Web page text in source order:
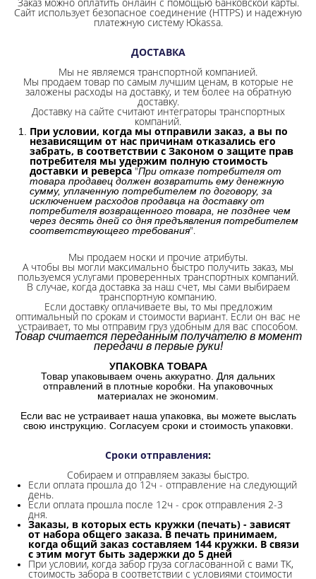
Сайт использует безопасное соединение (HTTPS) и надежную
платежную систему Юkassa.
ДОСТАВКА
Мы не являемся транспортной компанией.
Мы продаем товар по самым лучшим ценам, в которые не
заложены расходы на доставку, и тем более на обратную
доставку.
Доставку на сайте считают интеграторы транспортных
компаний.
При условии, когда мы отправили заказ, а вы по
независящим от нас причинам отказались его
забрать, в соответствии с Законом о защите прав
потребителя мы удержим полную стоимость
доставки и реверса "При отказе потребителя от
товара продавец должен возвратить ему денежную
сумму, уплаченную потребителем по договору, за
исключением расходов продавца на доставку от
потребителя возвращенного товара, не позднее чем
через десять дней со дня предъявления потребителем
соответствующего требования".
Мы продаем носки и прочие атрибуты.
А чтобы вы могли максимально быстро получить заказ, мы
пользуемся услугами проверенных транспортных компаний.
В случае, когда доставка за наш счет, мы сами выбираем
транспортную компанию.
Если доставку оплачиваете вы, то мы предложим
оптимальный по срокам и стоимости вариант. Если он вас не
устраивает, то мы отправим груз удобным для вас способом.
Товар считается переданным получателю в момент
передачи в первые руки!
УПАКОВКА ТОВАРА
Товар упаковываем очень аккуратно. Для дальних
отправлений в плотные коробки. На упаковочных
материалах не экономим.
Если вас не устраивает наша упаковка, вы можете выслать
свою инструкцию. Согласуем сроки и стоимость упаковки.
Сроки отправления:
Собираем и отправляем заказы быстро.
Если оплата прошла до 12ч - отправление на следующий
день.
Если оплата прошла после 12ч - срок отправления 2-3
дня.
Заказы, в которых есть кружки (печать) - зависят
от набора общего заказа. В печать принимаем,
когда общий заказ составляем 144 кружки. В связи
с этим могут быть задержки до 5 дней
При условии, когда забор груза согласованной с вами ТК,
стоимость забора в соответствии с условиями стоимости